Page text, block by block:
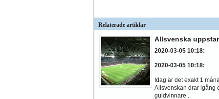
Relaterade artiklar
Allsvenska
2020-03-05 10:18:
2020-03-05 10:18:
Idag är det exakt 1
Allsvenskan drar igång
guldvinnare...